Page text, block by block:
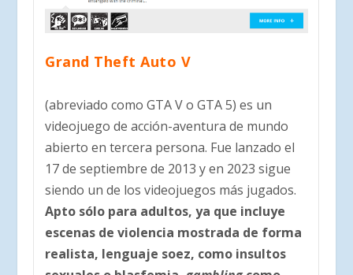
Grand Theft Auto V
(abreviado como GTA V o GTA 5) es un
videojuego de acción-aventura de mundo
abierto en tercera persona. Fue lanzado el
17 de septiembre de 2013 y en 2023 sigue
siendo un de los videojuegos más jugados.
Apto sólo para adultos, ya que incluye
escenas de violencia mostrada de forma
realista, lenguaje soez, como insultos